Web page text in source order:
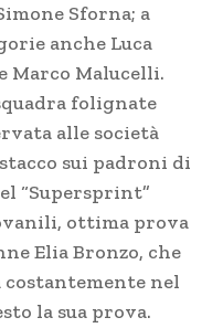
Sforna; a
anche Luca
Marco Malucelli.
folignate
alle società
sui padroni di
“Supersprint”
ottima prova
Elia Bronzo, che
nel
la sua prova.